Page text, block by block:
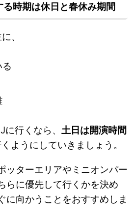
時期は休日と春休み期間
、
行くなら、 土日は開演時間
ようにしていきましょう。
ッターエリアやミニオンパー
らに優先して行くかを決め
に向かうことをおすすめしま